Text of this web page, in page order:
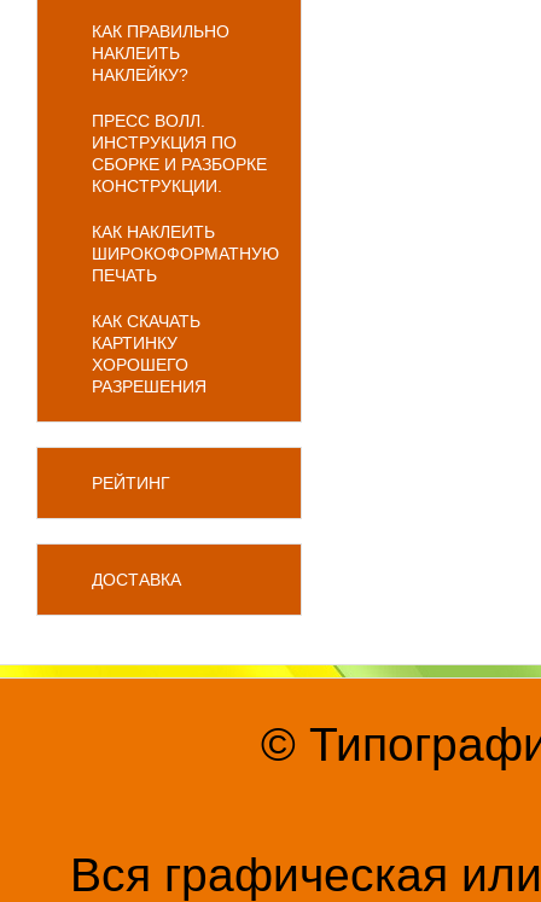
КАК ПРАВИЛЬНО
НАКЛЕИТЬ
НАКЛЕЙКУ?
ПРЕСС ВОЛЛ.
ИНСТРУКЦИЯ ПО
СБОРКЕ И РАЗБОРКЕ
КОНСТРУКЦИИ.
КАК НАКЛЕИТЬ
ШИРОКОФОРМАТНУЮ
ПЕЧАТЬ
КАК СКАЧАТЬ
КАРТИНКУ
ХОРОШЕГО
РАЗРЕШЕНИЯ
РЕЙТИНГ
ДОСТАВКА
©
Вся графическая